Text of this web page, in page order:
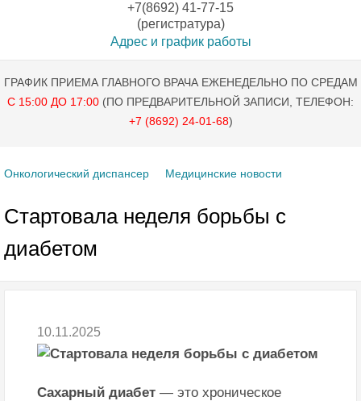
+7(8692) 41-77-15
(регистратура)
Адрес и график работы
ГРАФИК ПРИЕМА ГЛАВНОГО ВРАЧА ЕЖЕНЕДЕЛЬНО ПО СРЕДАМ
С 15:00 ДО 17:00 (ПО ПРЕДВАРИТЕЛЬНОЙ ЗАПИСИ, ТЕЛЕФОН:
+7 (8692) 24-01-68)
Онкологический диспансер Медицинские новости
Стартовала неделя борьбы с
диабетом
10.11.2025
Сахарный диабет — это хроническое